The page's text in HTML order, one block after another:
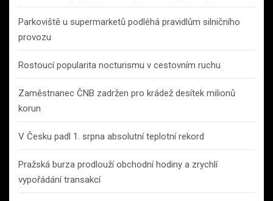
Parkoviště u supermarketů podléhá pravidlům silničního
provozu
Rostoucí popularita nocturismu v cestovním ruchu
Zaměstnanec ČNB zadržen pro krádež desítek milionů
korun
V Česku padl 1. srpna absolutní teplotní rekord
Pražská burza prodlouží obchodní hodiny a zrychlí
vypořádání transakcí